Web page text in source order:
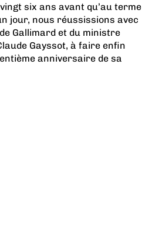
six ans avant qu’au terme
jour, nous réussissions avec
Gallimard et du ministre
Gayssot, à faire enfin
anniversaire de sa